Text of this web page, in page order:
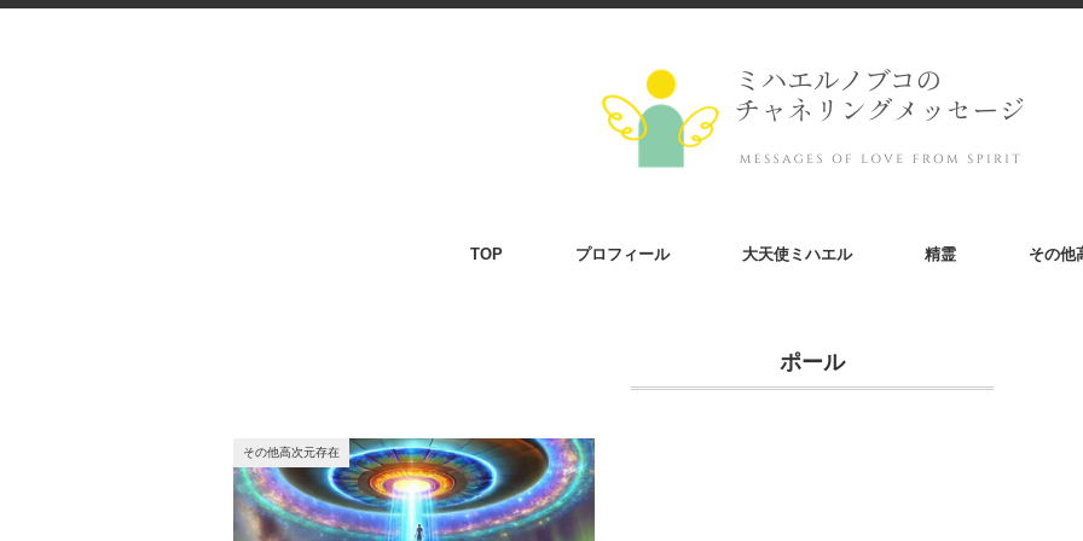
TOP プロフィール 大天使ミハエル 精霊 その他
ポール
その他高次元存在